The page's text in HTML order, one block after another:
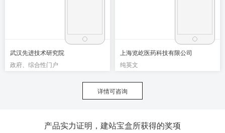
武汉先进技术研究院
政府、综合性门户
上海览屹医药科技有限公司
纯英文
详情可咨询
产品实力证明，建站宝盒所获得的奖项